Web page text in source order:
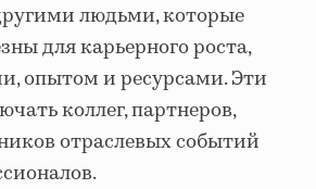
людьми, которые
для карьерного роста,
опытом и ресурсами. Эти
коллег, партнеров,
отраслевых событий